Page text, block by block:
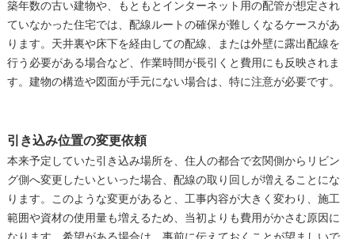
築年数の古い建物や、もともとインターネット用の配管が想定され
ていなかった住宅では、配線ルートの確保が難しくなるケースがあ
ります。天井裏や床下を経由しての配線、または外壁に露出配線を
行う必要がある場合など、作業時間が長引くと費用にも反映されま
す。建物の構造や図面が手元にない場合は、特に注意が必要です。
引き込み位置の変更依頼
本来予定していた引き込み場所を、住人の都合で玄関側からリビン
グ側へ変更したいといった場合、配線の取り回しが増えることにな
ります。このような変更があると、工事内容が大きく変わり、施工
範囲や資材の使用量も増えるため、当初よりも費用がかさむ原因に